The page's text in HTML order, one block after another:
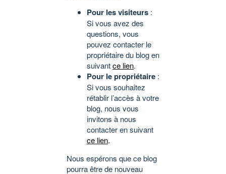
Pour les visiteurs :
Si vous avez des
questions, vous
pouvez contacter le
propriétaire du blog en
suivantce lien.
Pour le propriétaire :
Si vous souhaitez
rétablir l’accès à votre
blog, nous vous
invitons à nous
contacter en suivant
ce lien.
Nous espérons que ce blog
pourra être de nouveau